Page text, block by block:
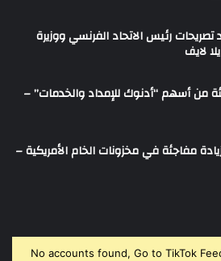
رئيس الاتحاد الفرنسي ووزيرة
لايف
طرح 15 بالمئة من أسهم “أدنوك للإمداد والخدمات” –
مفاجئة في مخزونات الخام الأمريكية –
No accounts found, Go to TikTok